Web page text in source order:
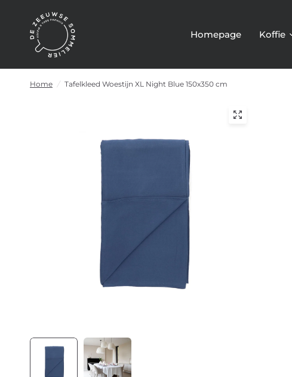
Homepage Koffie
Home / Tafelkleed Woestijn XL Night Blue 150x350 cm